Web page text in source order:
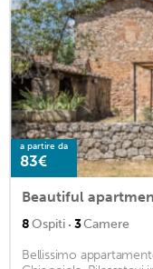
a partire da
83€
8Ospiti · 3Camere
Bellissimo